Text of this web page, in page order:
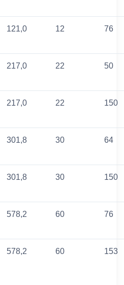
121,0 12 76
217,0 22 50
217,0 22 150
301,8 30 64
301,8 30 150
578,2 60 76
578,2 60 153